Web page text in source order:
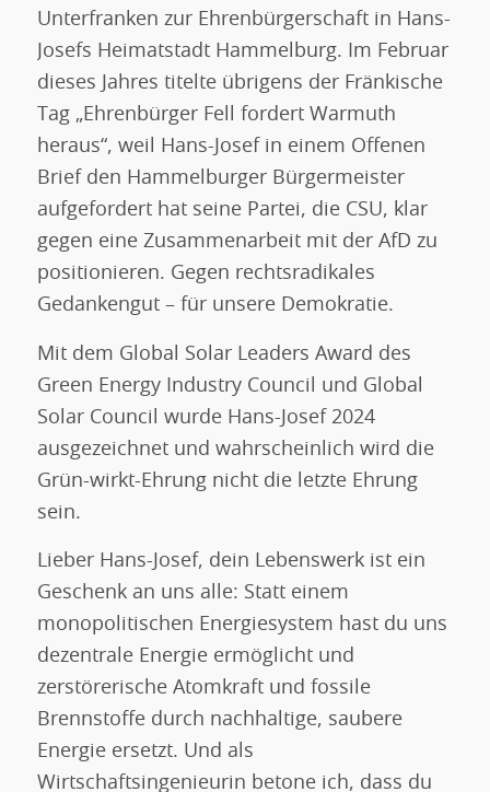
Unterfranken zur Ehrenbürgerschaft in Hans-
Josefs Heimatstadt Hammelburg. Im Februar
dieses Jahres titelte übrigens der Fränkische
Tag „Ehrenbürger Fell fordert Warmuth
heraus“, weil Hans-Josef in einem Offenen
Brief den Hammelburger Bürgermeister
aufgefordert hat seine Partei, die CSU, klar
gegen eine Zusammenarbeit mit der AfD zu
positionieren. Gegen rechtsradikales
Gedankengut – für unsere Demokratie.
Mit dem Global Solar Leaders Award des
Green Energy Industry Council und Global
Solar Council wurde Hans-Josef 2024
ausgezeichnet und wahrscheinlich wird die
Grün-wirkt-Ehrung nicht die letzte Ehrung
sein.
Lieber Hans-Josef, dein Lebenswerk ist ein
Geschenk an uns alle: Statt einem
monopolitischen Energiesystem hast du uns
dezentrale Energie ermöglicht und
zerstörerische Atomkraft und fossile
Brennstoffe durch nachhaltige, saubere
Energie ersetzt. Und als
Wirtschaftsingenieurin betone ich, dass du